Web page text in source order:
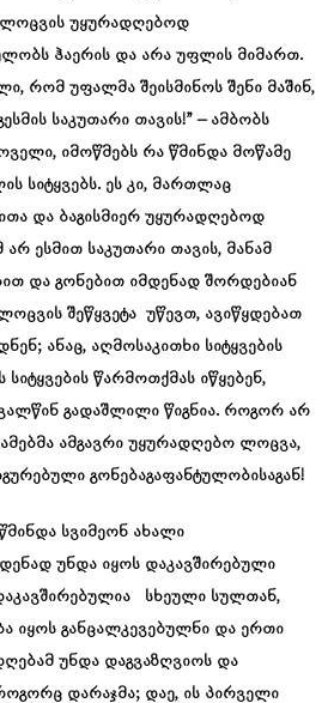
ლოცვის უყურადღებოდ
ჰაერის და არა უფლის მიმართ.
რომ უფალმა შეისმინოს შენი მაშინ,
საკუთარი თავის!” – ამბობს
იმოწმებს რა წმინდა მოწამე
სიტყვებს. ეს კი, მართლაც
და ბაგისმიერ უყურადღებოდ
ესმით საკუთარი თავის, მანამ
და გონებით იმდენად შორდებიან
შეწყვეტა უწევთ, ავიწყდებათ
ანაც, აღმოსაკითხი სიტყვების
წარმოთქმას იწყებენ,
გადაშლილი წიგნია. როგორ არ
ამგავრი უყურადღებო ლოცვა,
გონებაგაფანტულობისაგან!
სვიმეონ ახალი
უნდა იყოს დაკავშირებული
სხეული სულთან,
იყოს განცალკევებულნი და ერთი
უნდა დაგვაზღვიოს და
დარაჯმა; დაე, ის პირველი